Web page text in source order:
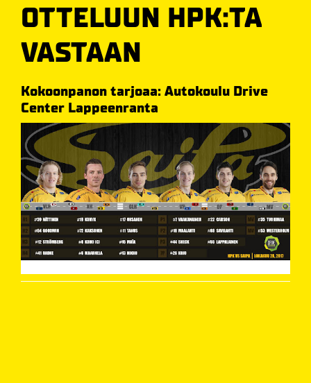
OTTELUUN HPK:TA
VASTAAN
Kokoonpanon tarjoaa: Autokoulu Drive
Center Lappeenranta